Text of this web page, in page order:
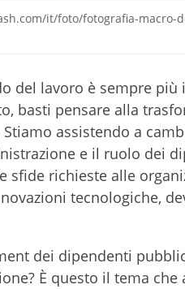
it/foto/fotografia-
del lavoro è sempre
basti pensare alla
assistendo a
e il ruolo dei
sfide richieste alle
tecnologiche,
dei dipendenti
È questo il tema